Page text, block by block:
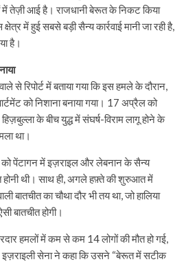
में तेज़ी आई है। राजधानी बेरूत के निकट किया
में हुई सबसे बड़ी सैन्य कार्रवाई मानी जा रही है,
है।
से रिपोर्ट में बताया गया कि इस हमले के दौरान,
को निशाना बनाया गया। 17 अप्रैल को
के बीच युद्ध में संघर्ष-विराम लागू होने के
था।
को पेंटागन में इज़राइल और लेबनान के सैन्य
होनी थी। साथ ही, अगले हफ़्ते की शुरुआत में
बातचीत का चौथा दौर भी तय था, जो हालिया
बातचीत होगी।
हमलों में कम से कम 14 लोगों की मौत हो गई,
इज़राइली सेना ने कहा कि उसने “बेरूत में सटीक